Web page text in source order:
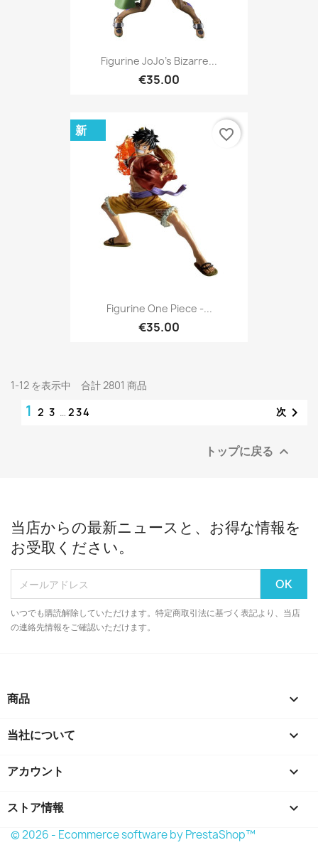
Figurine JoJo's Bizarre...
€35.00
Figurine One Piece -...
€35.00
新 favorite_border
1-12 を表示中 合計 2801 商品
1 2 3 … 234 次 
トップに戻る 
当店からの最新ニュースと、お得な情報を
お受取ください。
いつでも購読解除していただけます。特定商取引法に基づく表記より、当店
の連絡先情報をご確認いただけます。
商品 
当社について 
アカウント 
ストア情報 keyboard_arrow_down
© 2026 - Ecommerce software by PrestaShop™